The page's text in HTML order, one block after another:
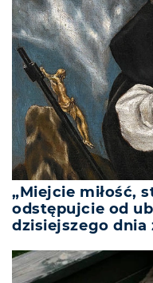
„Miejcie miłość,
odstępujcie od
dzisiejszego dnia